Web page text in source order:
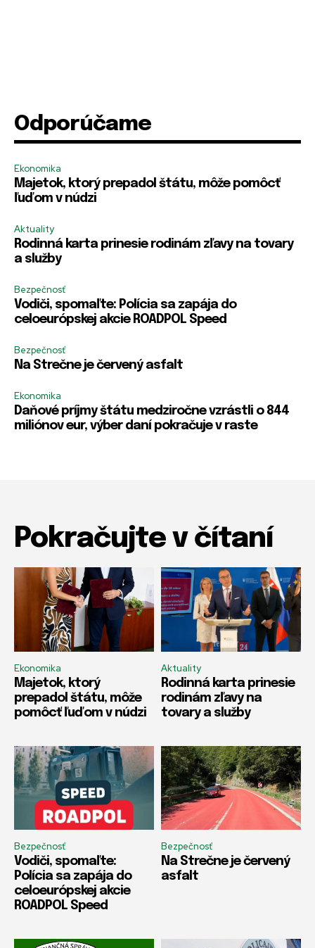
Odporúčame
Ekonomika
Majetok, ktorý prepadol štátu, môže pomôcť
ľuďom v núdzi
Aktuality
Rodinná karta prinesie rodinám zľavy na tovary
a služby
Bezpečnosť
Vodiči, spomaľte: Polícia sa zapája do
celoeurópskej akcie ROADPOL Speed
Bezpečnosť
Na Strečne je červený asfalt
Ekonomika
Daňové príjmy štátu medziročne vzrástli o 844
miliónov eur, výber daní pokračuje v raste
Pokračujte v čítaní
Ekonomika
Majetok, ktorý
prepadol štátu, môže
pomôcť ľuďom v núdzi
Aktuality
Rodinná karta prinesie
rodinám zľavy na
tovary a služby
Bezpečnosť
Vodiči, spomaľte:
Polícia sa zapája do
celoeurópskej akcie
ROADPOL Speed
Bezpečnosť
Na Strečne je červený
asfalt